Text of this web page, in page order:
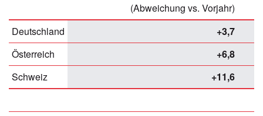
(Abweichung vs. Vorjahr)
Deutschland
+3,7
Österreich
+6,8
Schweiz
+11,6